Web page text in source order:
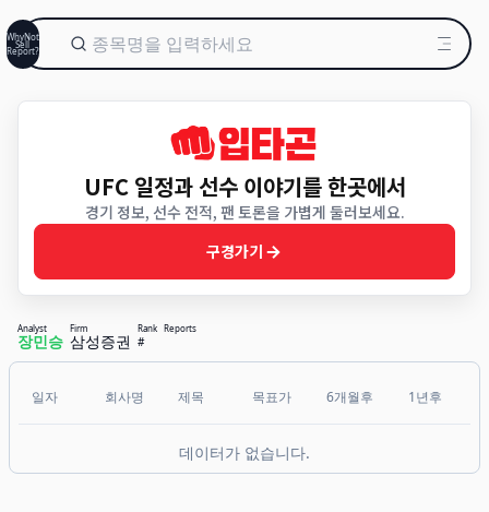
WhyNot
Sell
Report?
UFC 일정과 선수 이야기를 한곳에서
경기 정보, 선수 전적, 팬 토론을 가볍게 둘러보세요.
구경가기
Analyst
장민승
Firm
삼성증권
Rank
#
Reports
데이터가 없습니다.
일자 회사명 제목 목표가 6개월후 1년후